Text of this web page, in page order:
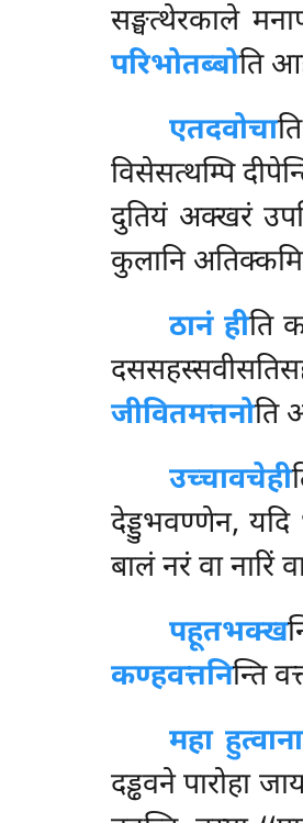
सङ्घत्थेरकाले
परिभोतब्बोति
एतदवोचा
विसेसत्थम्पि
दुतियं अक्खरं
कुलानि
ठानं हीति
जीवितमत्तनोति
उच्चावचेही
देड्डुभवण्णेन,
बालं नरं वा नारिं
पहूतभक्ख
कण्हवत्तनिन्ति
महा हुत्वाना
दड्ढवने पारोहा